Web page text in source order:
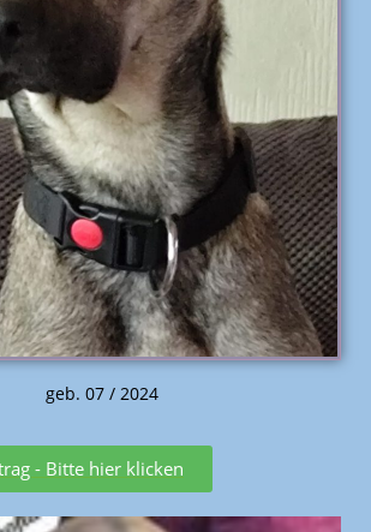
geb. 07 / 2024
- Bitte hier klicken